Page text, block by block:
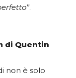
.
di Quentin
non è solo